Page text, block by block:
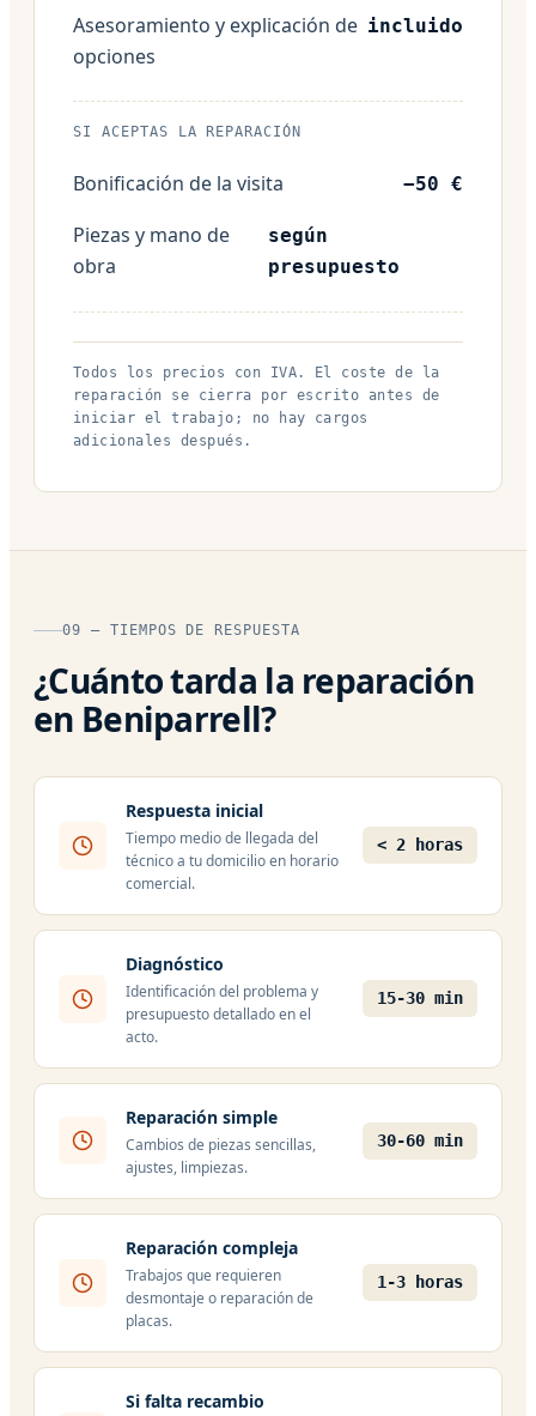
Asesoramiento y explicación de
opciones
incluido
SI ACEPTAS LA REPARACIÓN
Bonificación de la visita −50 €
Piezas y mano de
obra
según
presupuesto
Todos los precios con IVA. El coste de la
reparación se cierra por escrito antes de
iniciar el trabajo; no hay cargos
adicionales después.
09 — TIEMPOS DE RESPUESTA
¿Cuánto tarda la reparación
en Beniparrell?
Respuesta inicial
Tiempo medio de llegada del
técnico a tu domicilio en horario
comercial.
< 2 horas
Diagnóstico
Identificación del problema y
presupuesto detallado en el
acto.
15-30 min
Reparación simple
Cambios de piezas sencillas,
ajustes, limpiezas.
30-60 min
Reparación compleja
Trabajos que requieren
desmontaje o reparación de
placas.
1-3 horas
Si falta recambio